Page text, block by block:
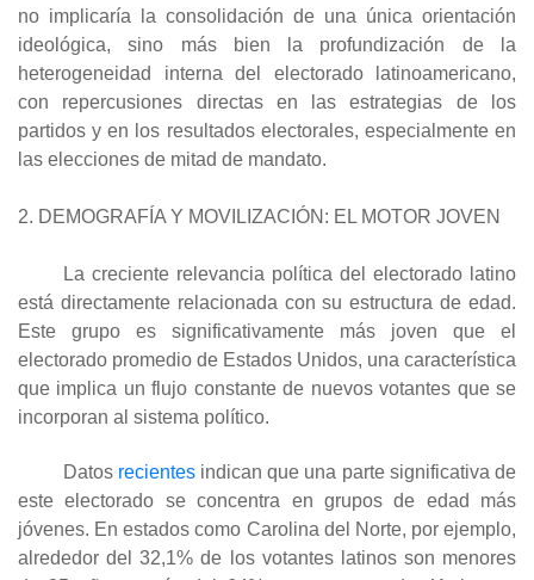
no implicaría la consolidación de una única orientación
ideológica, sino más bien la profundización de la
heterogeneidad interna del electorado latinoamericano,
con repercusiones directas en las estrategias de los
partidos y en los resultados electorales, especialmente en
las elecciones de mitad de mandato.
2. DEMOGRAFÍA Y MOVILIZACIÓN: EL MOTOR JOVEN
La creciente relevancia política del electorado latino
está directamente relacionada con su estructura de edad.
Este grupo es significativamente más joven que el
electorado promedio de Estados Unidos, una característica
que implica un flujo constante de nuevos votantes que se
incorporan al sistema político.
Datos recientesindican que una parte significativa de
este electorado se concentra en grupos de edad más
jóvenes. En estados como Carolina del Norte, por ejemplo,
alrededor del 32,1% de los votantes latinos son menores